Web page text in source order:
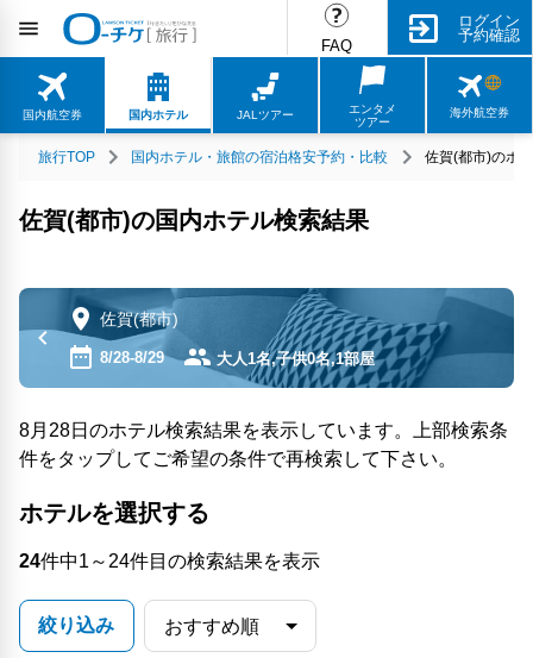
FAQ
ログイン
予約確認
国内航空券 国内ホテル JALツアー
エンタメ
ツアー
海外航空券
旅行TOP 国内ホテル・旅館の宿泊格安予約・比較 佐賀(都市)のホ
佐賀(都市)の国内ホテル検索結果
佐賀(都市)
8/28-8/29 大人1名,子供0名,1部屋
8月28日のホテル検索結果を表示しています。上部検索条
件をタップしてご希望の条件で再検索して下さい。
ホテルを選択する
24件中1～24件目の検索結果を表示
絞り込み